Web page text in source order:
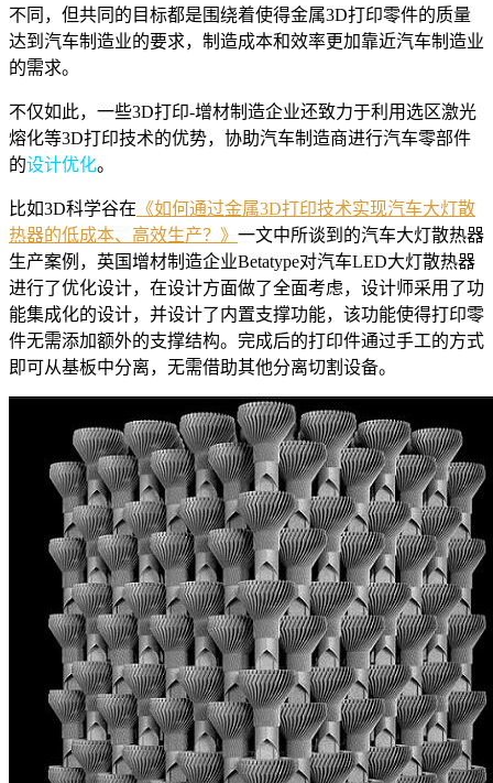
不同，但共同的目标都是围绕着使得金属3D打印零件的质量
达到汽车制造业的要求，制造成本和效率更加靠近汽车制造业
的需求。
不仅如此，一些3D打印-增材制造企业还致力于利用选区激光
熔化等3D打印技术的优势，协助汽车制造商进行汽车零部件
的设计优化。
比如3D科学谷在 《如何通过金属3D打印技术实现汽车大灯散
热器的低成本、高效生产？》 一文中所谈到的汽车大灯散热器
生产案例，英国增材制造企业Betatype对汽车LED大灯散热器
进行了优化设计，在设计方面做了全面考虑，设计师采用了功
能集成化的设计，并设计了内置支撑功能，该功能使得打印零
件无需添加额外的支撑结构。完成后的打印件通过手工的方式
即可从基板中分离，无需借助其他分离切割设备。